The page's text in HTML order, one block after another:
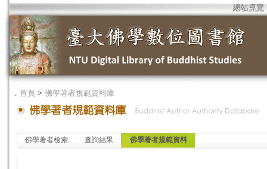
網站導覽
． 首頁 > 佛學著者規範資料庫
佛學著者檢索 查詢結果 佛學著者規範資料